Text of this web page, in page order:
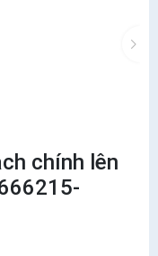
chính lên